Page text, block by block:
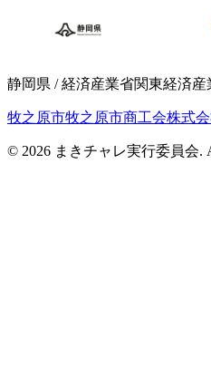
静岡県 / 経済産業省関東経済産
牧之原市牧之原市商工会株式
© 2026 まきチャレ実行委員会.